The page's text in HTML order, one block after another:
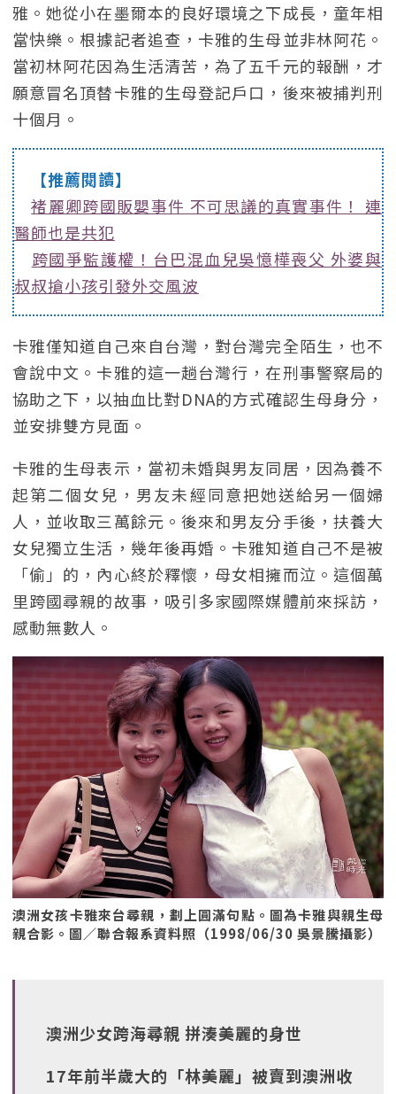
雅。她從小在墨爾本的良好環境之下成長，童年相
當快樂。根據記者追查，卡雅的生母並非林阿花。
當初林阿花因為生活清苦，為了五千元的報酬，才
願意冒名頂替卡雅的生母登記戶口，後來被捕判刑
十個月。
【推薦閱讀】
褚麗卿跨國販嬰事件 不可思議的真實事件！ 連
醫師也是共犯
跨國爭監護權！台巴混血兒吳憶樺喪父 外婆與
叔叔搶小孩引發外交風波
卡雅僅知道自己來自台灣，對台灣完全陌生，也不
會說中文。卡雅的這一趟台灣行，在刑事警察局的
協助之下，以抽血比對DNA的方式確認生母身分，
並安排雙方見面。
卡雅的生母表示，當初未婚與男友同居，因為養不
起第二個女兒，男友未經同意把她送給另一個婦
人，並收取三萬餘元。後來和男友分手後，扶養大
女兒獨立生活，幾年後再婚。卡雅知道自己不是被
「偷」的，內心終於釋懷，母女相擁而泣。這個萬
里跨國尋親的故事，吸引多家國際媒體前來採訪，
感動無數人。
澳洲女孩卡雅來台尋親，劃上圓滿句點。圖為卡雅與親生母
親合影。圖／聯合報系資料照（1998/06/30 吳景騰攝影）
澳洲少女跨海尋親 拼湊美麗的身世
17年前半歲大的「林美麗」被賣到澳洲收